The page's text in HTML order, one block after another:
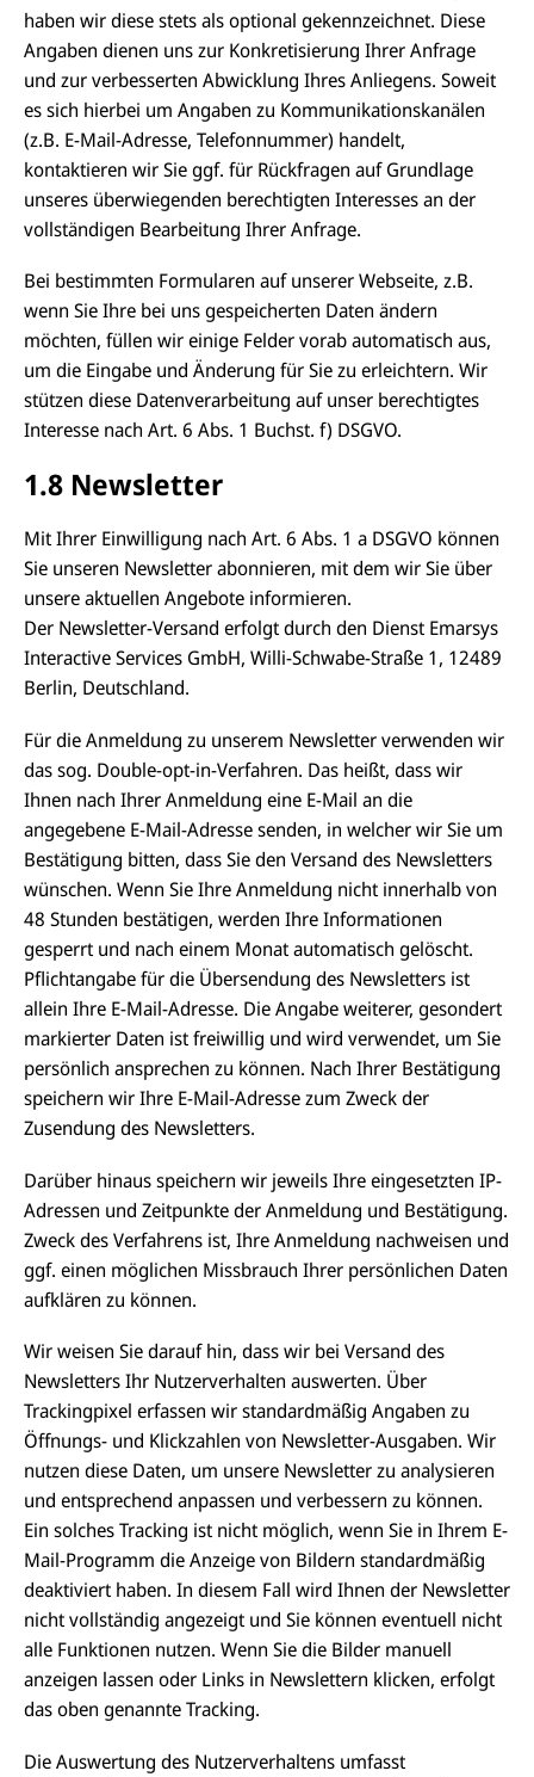
haben wir diese stets als optional gekennzeichnet. Diese
Angaben dienen uns zur Konkretisierung Ihrer Anfrage
und zur verbesserten Abwicklung Ihres Anliegens. Soweit
es sich hierbei um Angaben zu Kommunikationskanälen
(z.B. E-Mail-Adresse, Telefonnummer) handelt,
kontaktieren wir Sie ggf. für Rückfragen auf Grundlage
unseres überwiegenden berechtigten Interesses an der
vollständigen Bearbeitung Ihrer Anfrage.
Bei bestimmten Formularen auf unserer Webseite, z.B.
wenn Sie Ihre bei uns gespeicherten Daten ändern
möchten, füllen wir einige Felder vorab automatisch aus,
um die Eingabe und Änderung für Sie zu erleichtern. Wir
stützen diese Datenverarbeitung auf unser berechtigtes
Interesse nach Art. 6 Abs. 1 Buchst. f) DSGVO.
1.8 Newsletter
Mit Ihrer Einwilligung nach Art. 6 Abs. 1 a DSGVO können
Sie unseren Newsletter abonnieren, mit dem wir Sie über
unsere aktuellen Angebote informieren.
Der Newsletter-Versand erfolgt durch den Dienst Emarsys
Interactive Services GmbH, Willi-Schwabe-Straße 1, 12489
Berlin, Deutschland.
Für die Anmeldung zu unserem Newsletter verwenden wir
das sog. Double-opt-in-Verfahren. Das heißt, dass wir
Ihnen nach Ihrer Anmeldung eine E-Mail an die
angegebene E-Mail-Adresse senden, in welcher wir Sie um
Bestätigung bitten, dass Sie den Versand des Newsletters
wünschen. Wenn Sie Ihre Anmeldung nicht innerhalb von
48 Stunden bestätigen, werden Ihre Informationen
gesperrt und nach einem Monat automatisch gelöscht.
Pflichtangabe für die Übersendung des Newsletters ist
allein Ihre E-Mail-Adresse. Die Angabe weiterer, gesondert
markierter Daten ist freiwillig und wird verwendet, um Sie
persönlich ansprechen zu können. Nach Ihrer Bestätigung
speichern wir Ihre E-Mail-Adresse zum Zweck der
Zusendung des Newsletters.
Darüber hinaus speichern wir jeweils Ihre eingesetzten IP-
Adressen und Zeitpunkte der Anmeldung und Bestätigung.
Zweck des Verfahrens ist, Ihre Anmeldung nachweisen und
ggf. einen möglichen Missbrauch Ihrer persönlichen Daten
aufklären zu können.
Wir weisen Sie darauf hin, dass wir bei Versand des
Newsletters Ihr Nutzerverhalten auswerten. Über
Trackingpixel erfassen wir standardmäßig Angaben zu
Öffnungs- und Klickzahlen von Newsletter-Ausgaben. Wir
nutzen diese Daten, um unsere Newsletter zu analysieren
und entsprechend anpassen und verbessern zu können.
Ein solches Tracking ist nicht möglich, wenn Sie in Ihrem E-
Mail-Programm die Anzeige von Bildern standardmäßig
deaktiviert haben. In diesem Fall wird Ihnen der Newsletter
nicht vollständig angezeigt und Sie können eventuell nicht
alle Funktionen nutzen. Wenn Sie die Bilder manuell
anzeigen lassen oder Links in Newslettern klicken, erfolgt
das oben genannte Tracking.
Die Auswertung des Nutzerverhaltens umfasst